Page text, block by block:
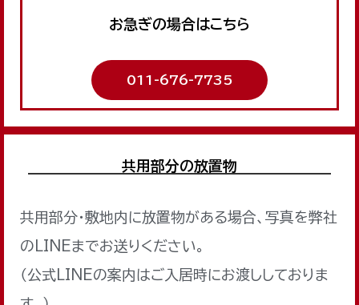
お急ぎの場合はこちら
011-676-7735
共用部分の放置物
共用部分・敷地内に放置物がある場合、写真を弊社
のLINEまでお送りください。
（公式LINEの案内はご入居時にお渡ししておりま